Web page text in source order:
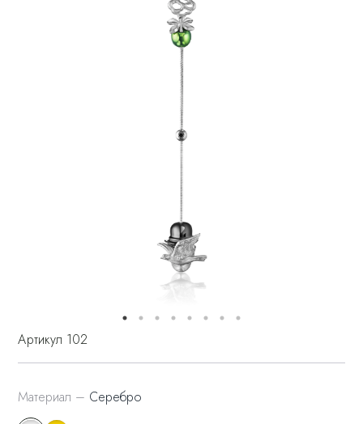
Артикул 102
Материал – Серебро